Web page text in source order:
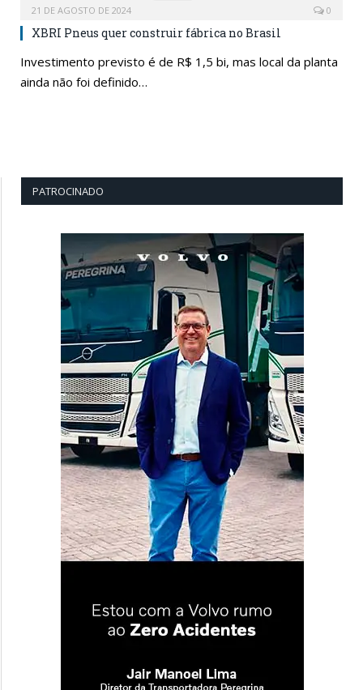
21 DE AGOSTO DE 2024 0
XBRI Pneus quer construir fábrica no Brasil
Investimento previsto é de R$ 1,5 bi, mas local da planta
ainda não foi definido…
PATROCINADO